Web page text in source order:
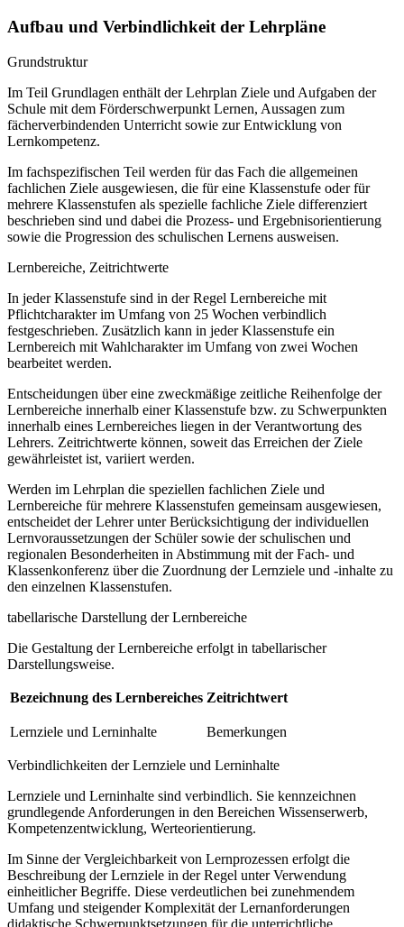
Aufbau und Verbindlichkeit der Lehrpläne
Grundstruktur
Im Teil Grundlagen enthält der Lehrplan Ziele und Aufgaben der
Schule mit dem Förderschwerpunkt Lernen, Aussagen zum
fächerverbindenden Unterricht sowie zur Entwicklung von
Lernkompetenz.
Im fachspezifischen Teil werden für das Fach die allgemeinen
fachlichen Ziele ausgewiesen, die für eine Klassenstufe oder für
mehrere Klassenstufen als spezielle fachliche Ziele differenziert
beschrieben sind und dabei die Prozess- und Ergebnisorientierung
sowie die Progression des schulischen Lernens ausweisen.
Lernbereiche, Zeitrichtwerte
In jeder Klassenstufe sind in der Regel Lernbereiche mit
Pflichtcharakter im Umfang von 25 Wochen verbindlich
festgeschrieben. Zusätzlich kann in jeder Klassenstufe ein
Lernbereich mit Wahlcharakter im Umfang von zwei Wochen
bearbeitet werden.
Entscheidungen über eine zweckmäßige zeitliche Reihenfolge der
Lernbereiche innerhalb einer Klassenstufe bzw. zu Schwerpunkten
innerhalb eines Lernbereiches liegen in der Verantwortung des
Lehrers. Zeitrichtwerte können, soweit das Erreichen der Ziele
gewährleistet ist, variiert werden.
Werden im Lehrplan die speziellen fachlichen Ziele und
Lernbereiche für mehrere Klassenstufen gemeinsam ausgewiesen,
entscheidet der Lehrer unter Berücksichtigung der individuellen
Lernvoraussetzungen der Schüler sowie der schulischen und
regionalen Besonderheiten in Abstimmung mit der Fach- und
Klassenkonferenz über die Zuordnung der Lernziele und -inhalte zu
den einzelnen Klassenstufen.
tabellarische Darstellung der Lernbereiche
Die Gestaltung der Lernbereiche erfolgt in tabellarischer
Darstellungsweise.
Bezeichnung des Lernbereiches Zeitrichtwert
Lernziele und Lerninhalte Bemerkungen
Verbindlichkeiten der Lernziele und Lerninhalte
Lernziele und Lerninhalte sind verbindlich. Sie kennzeichnen
grundlegende Anforderungen in den Bereichen Wissenserwerb,
Kompetenzentwicklung, Werteorientierung.
Im Sinne der Vergleichbarkeit von Lernprozessen erfolgt die
Beschreibung der Lernziele in der Regel unter Verwendung
einheitlicher Begriffe. Diese verdeutlichen bei zunehmendem
Umfang und steigender Komplexität der Lernanforderungen